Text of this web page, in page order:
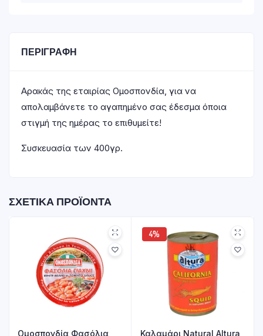
ΠΕΡΙΓΡΑΦΉ
Αρακάς της εταιρίας Ομοσπονδία, για να
απολαμβάνετε το αγαπημένο σας έδεσμα όποια
στιγμή της ημέρας το επιθυμείτε!
Συσκευασία των 400γρ.
ΣΧΕΤΙΚΆ ΠΡΟΪΌΝΤΑ
Ομοσπονδία Φασόλια
4%
Καλαμάρι Natural Altura